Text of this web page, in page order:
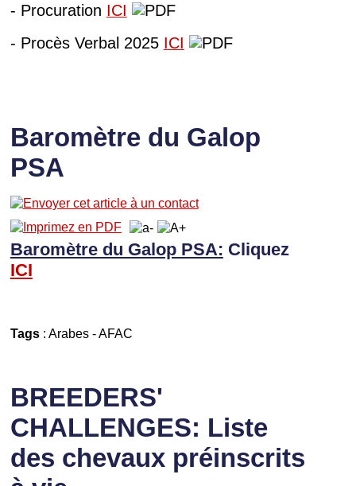
- Procuration ICI
- Procès Verbal 2025 ICI
Baromètre du Galop
PSA
Baromètre du Galop PSA: Cliquez
ICI
Tags: Arabes-AFAC
BREEDERS'
CHALLENGES: Liste
des chevaux préinscrits